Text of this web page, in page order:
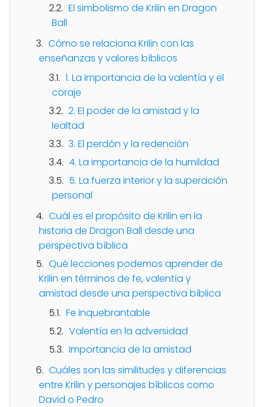
El simbolismo de Krilin en Dragon
Ball
Cómo se relaciona Krilin con las
enseñanzas y valores bíblicos
1. La importancia de la valentía y el
coraje
2. El poder de la amistad y la
lealtad
3. El perdón y la redención
4. La importancia de la humildad
5. La fuerza interior y la superación
personal
Cuál es el propósito de Krilin en la
historia de Dragon Ball desde una
perspectiva bíblica
Qué lecciones podemos aprender de
Krilin en términos de fe, valentía y
amistad desde una perspectiva bíblica
Fe inquebrantable
Valentía en la adversidad
Importancia de la amistad
Cuáles son las similitudes y diferencias
entre Krilin y personajes bíblicos como
David o Pedro